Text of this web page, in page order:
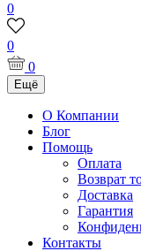
0
0
0
Ещё
О Компании
Блог
Помощь
Оплата
Возврат
Доставка
Гарантия
Контакты